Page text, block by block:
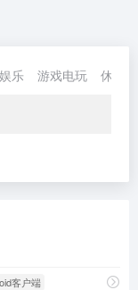
乐 游戏电玩 休闲 /
客户端